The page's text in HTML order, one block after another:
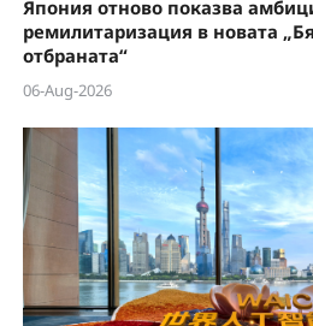
Япония отново показва
ремилитаризация в новата
отбраната“
06-Aug-2026